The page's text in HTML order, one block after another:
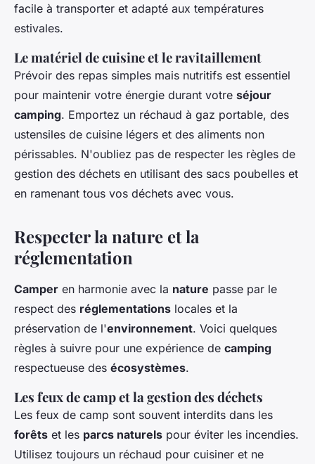
facile à transporter et adapté aux températures
estivales.
Le matériel de cuisine et le ravitaillement
Prévoir des repas simples mais nutritifs est essentiel
pour maintenir votre énergie durant votre séjour
camping. Emportez un réchaud à gaz portable, des
ustensiles de cuisine légers et des aliments non
périssables. N'oubliez pas de respecter les règles de
gestion des déchets en utilisant des sacs poubelles et
en ramenant tous vos déchets avec vous.
Respecter la nature et la
réglementation
Camper en harmonie avec la nature passe par le
respect des réglementations locales et la
préservation de l'environnement. Voici quelques
règles à suivre pour une expérience de camping
respectueuse des écosystèmes.
Les feux de camp et la gestion des déchets
Les feux de camp sont souvent interdits dans les
forêts et les parcs naturels pour éviter les incendies.
Utilisez toujours un réchaud pour cuisiner et ne